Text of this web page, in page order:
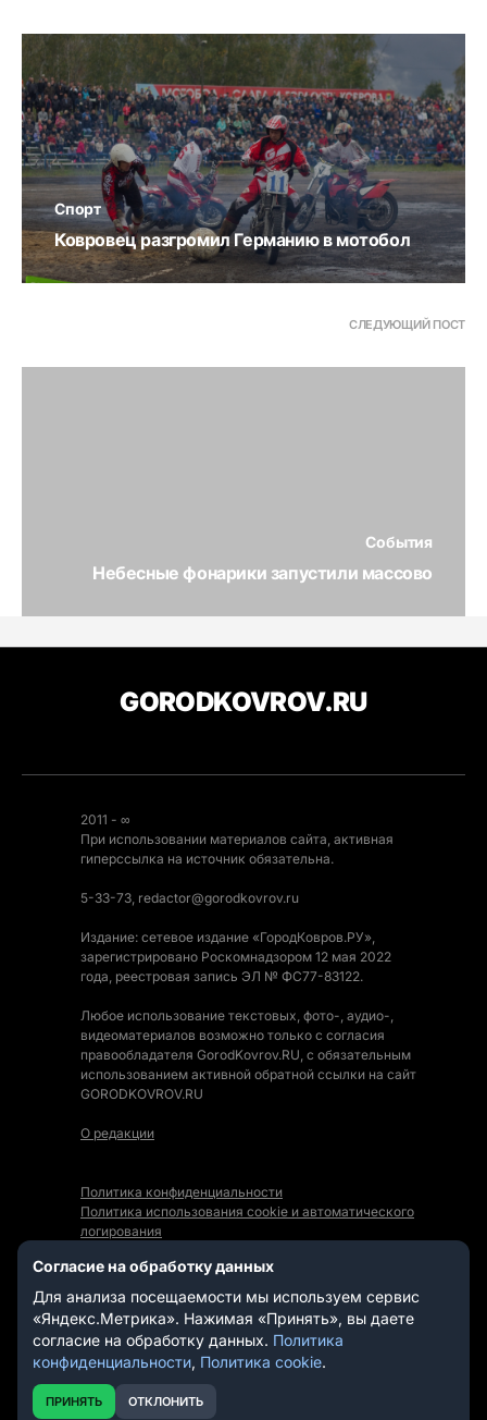
Спорт
Ковровец разгромил Германию в мотобол
СЛЕДУЮЩИЙ ПОСТ
События
Небесные фонарики запустили массово
GORODKOVROV.RU
2011 - ∞
При использовании материалов сайта, активная
гиперссылка на источник обязательна.
5-33-73, redactor@gorodkovrov.ru
Издание: сетевое издание «ГородКовров.РУ»,
зарегистрировано Роскомнадзором 12 мая 2022
года, реестровая запись ЭЛ № ФС77-83122.
Любое использование текстовых, фото-, аудио-,
видеоматериалов возможно только с согласия
правообладателя GorodKovrov.RU, с обязательным
использованием активной обратной ссылки на сайт
GORODKOVROV.RU
О редакции
Политика конфиденциальности
Политика использования cookie и автоматического
логирования
Мы в социальных сетях:
СТАТЬИ
НОВОСТИ
Согласие на обработку данных
Для анализа посещаемости мы используем сервис
«Яндекс.Метрика». Нажимая «Принять», вы даете
согласие на обработку данных. Политика
конфиденциальности, Политика cookie.
ПРИНЯТЬ ОТКЛОНИТЬ